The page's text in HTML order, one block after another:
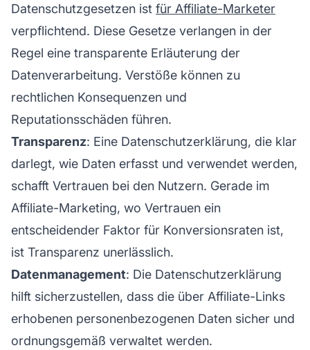
Datenschutzgesetzen ist für Affiliate-Marketer
verpflichtend. Diese Gesetze verlangen in der
Regel eine transparente Erläuterung der
Datenverarbeitung. Verstöße können zu
rechtlichen Konsequenzen und
Reputationsschäden führen.
Transparenz: Eine Datenschutzerklärung, die klar
darlegt, wie Daten erfasst und verwendet werden,
schafft Vertrauen bei den Nutzern. Gerade im
Affiliate-Marketing, wo Vertrauen ein
entscheidender Faktor für Konversionsraten ist,
ist Transparenz unerlässlich.
Datenmanagement: Die Datenschutzerklärung
hilft sicherzustellen, dass die über Affiliate-Links
erhobenen personenbezogenen Daten sicher und
ordnungsgemäß verwaltet werden.